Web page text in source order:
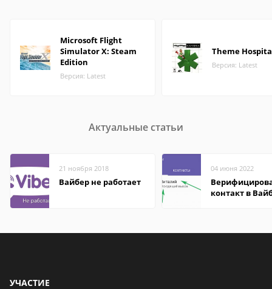
Microsoft Flight
Simulator X: Steam
Edition
Версия: Latest
Theme
Версия: Latest
Актуальные статьи
21 ноября 2018
Вайбер не работает
04 июня 2022
контакт в
УЧАСТИЕ